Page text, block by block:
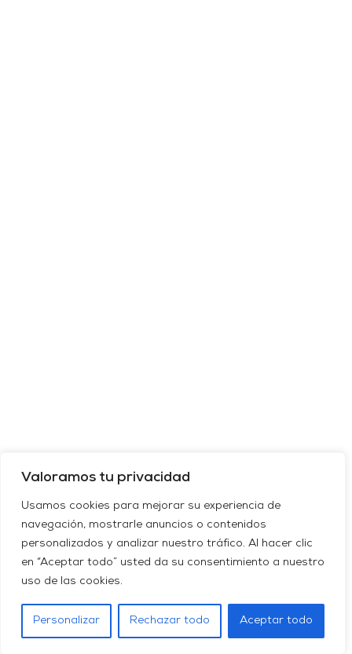
Valoramos tu privacidad
Usamos cookies para mejorar su experiencia de
navegación, mostrarle anuncios o contenidos
personalizados y analizar nuestro tráfico. Al hacer clic
en “Aceptar todo” usted da su consentimiento a nuestro
uso de las cookies.
Personalizar Rechazar todo Aceptar todo